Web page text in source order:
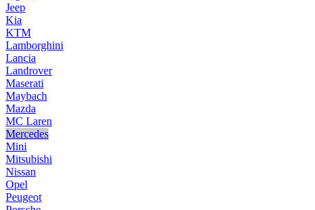
Jeep
Kia
KTM
Lamborghini
Lancia
Landrover
Maserati
Maybach
Mazda
MC Laren
Mercedes
Mini
Mitsubishi
Nissan
Opel
Peugeot